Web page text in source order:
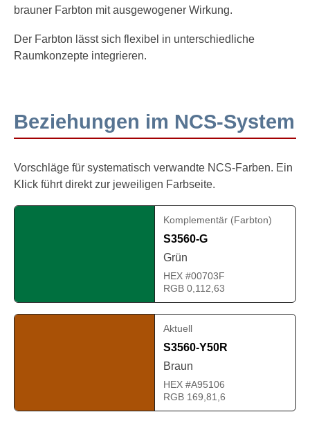
brauner Farbton mit ausgewogener Wirkung.
Der Farbton lässt sich flexibel in unterschiedliche
Raumkonzepte integrieren.
Beziehungen im NCS-System
Vorschläge für systematisch verwandte NCS-Farben. Ein
Klick führt direkt zur jeweiligen Farbseite.
Komplementär (Farbton)
S3560-G
Grün
HEX #00703F
RGB 0,112,63
Aktuell
S3560-Y50R
Braun
HEX #A95106
RGB 169,81,6